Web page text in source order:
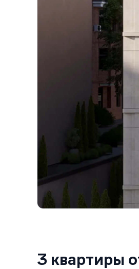
3 квартиры